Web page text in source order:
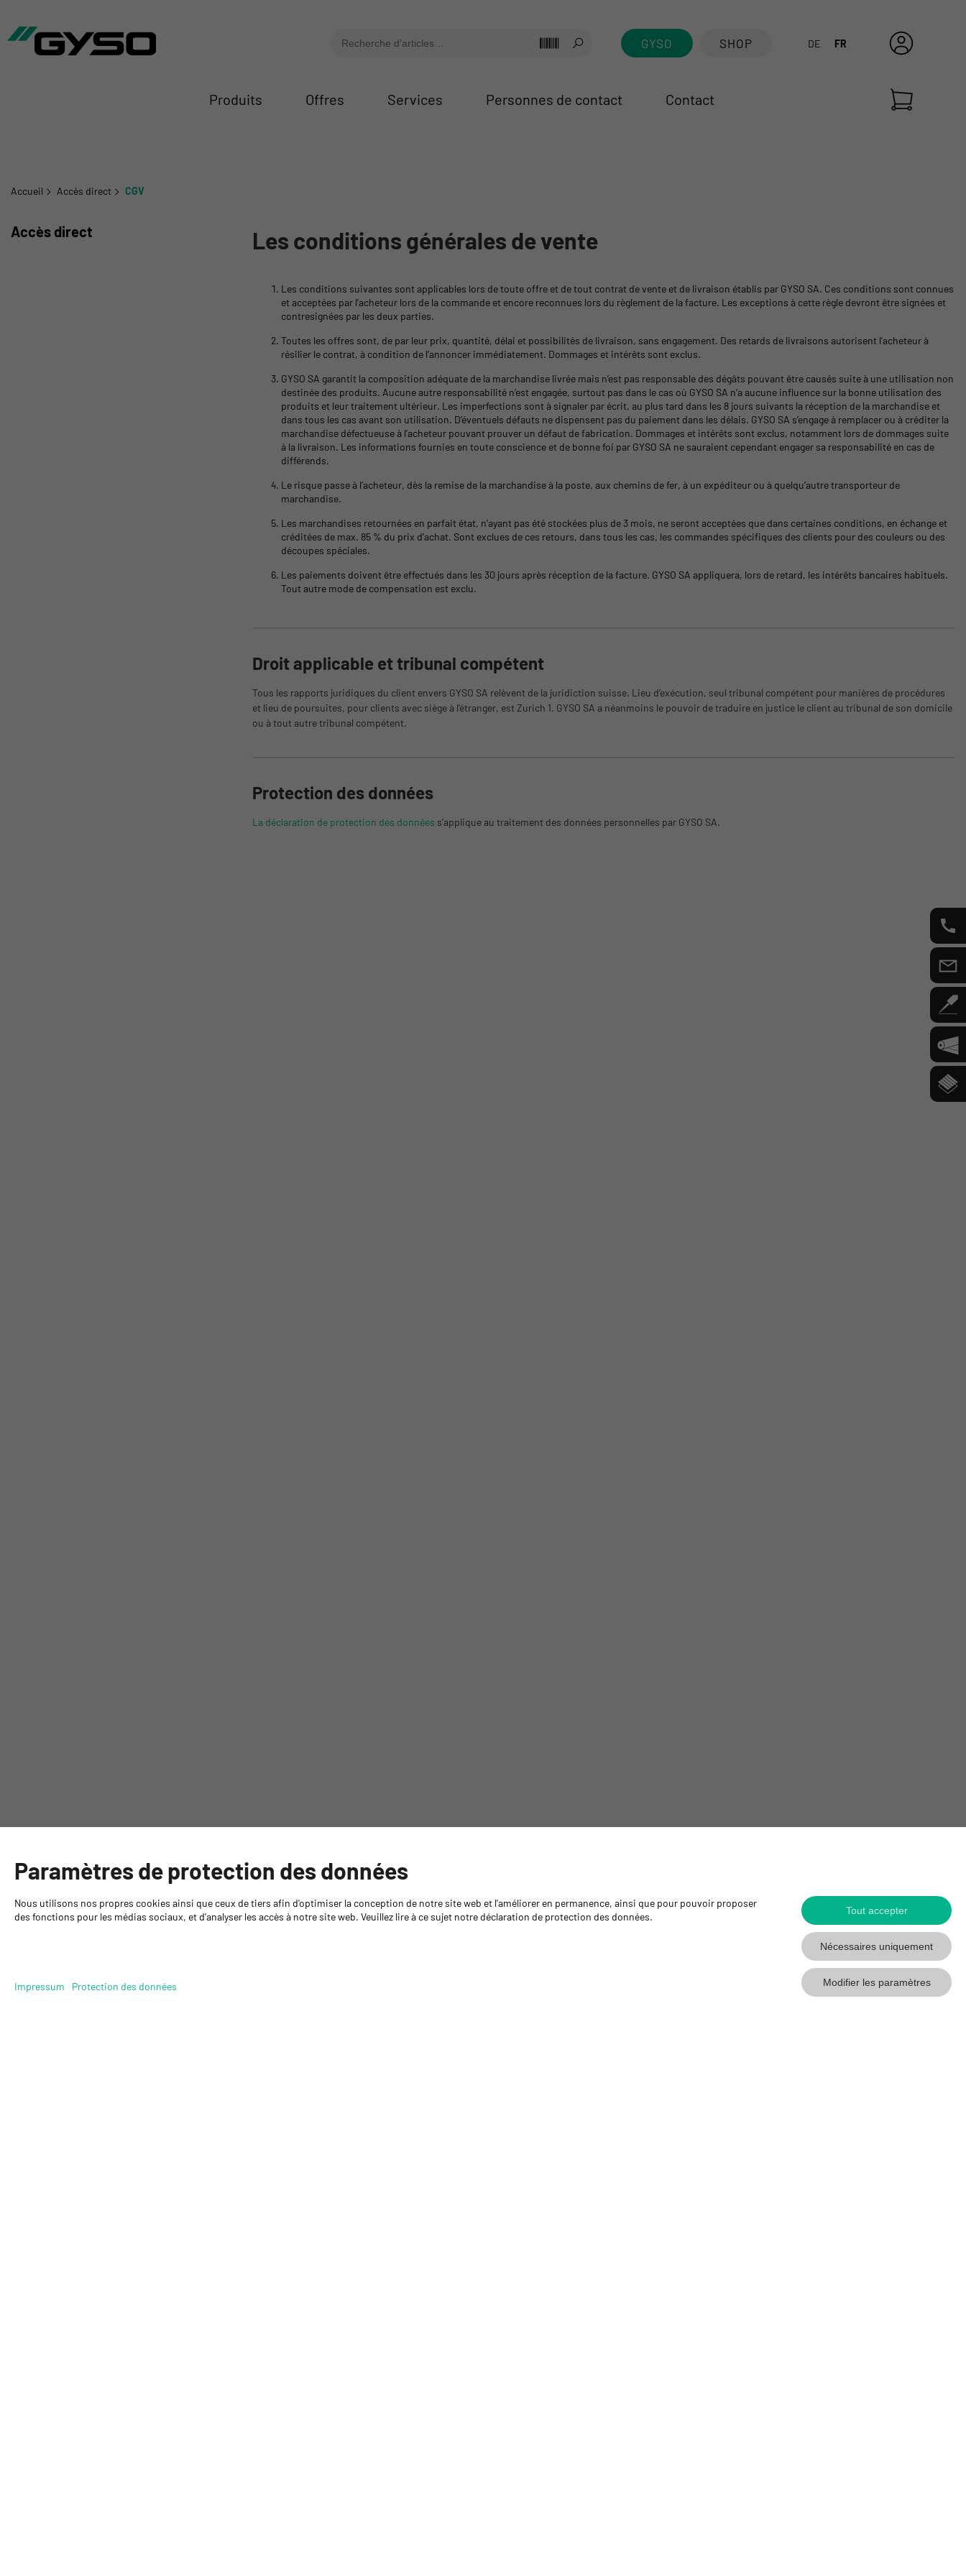
GYSO SHOP DE FR
Produits Offres Services Personnes de contact Contact
Accueil Accès direct CGV
Accès direct Les conditions générales de vente
Les conditions suivantes sont applicables lors de toute offre et de tout contrat de vente et de livraison établis par GYSO SA. Ces conditions sont connues
et acceptées par l’acheteur lors de la commande et encore reconnues lors du règlement de la facture. Les exceptions à cette règle devront être signées et
contresignées par les deux parties.
Toutes les offres sont, de par leur prix, quantité, délai et possibilités de livraison, sans engagement. Des retards de livraisons autorisent l’acheteur à
résilier le contrat, à condition de l’annoncer immédiatement. Dommages et intérêts sont exclus.
GYSO SA garantit la composition adéquate de la marchandise livrée mais n’est pas responsable des dégâts pouvant être causés suite à une utilisation non
destinée des produits. Aucune autre responsabilité n’est engagée, surtout pas dans le cas où GYSO SA n’a aucune influence sur la bonne utilisation des
produits et leur traitement ultérieur. Les imperfections sont à signaler par écrit, au plus tard dans les 8 jours suivants la réception de la marchandise et
dans tous les cas avant son utilisation. D’éventuels défauts ne dispensent pas du paiement dans les délais. GYSO SA s’engage à remplacer ou à créditer la
marchandise défectueuse à l’acheteur pouvant prouver un défaut de fabrication. Dommages et intérêts sont exclus, notamment lors de dommages suite
à la livraison. Les informations fournies en toute conscience et de bonne foi par GYSO SA ne sauraient cependant engager sa responsabilité en cas de
différends.
Le risque passe à l’acheteur, dès la remise de la marchandise à la poste, aux chemins de fer, à un expéditeur ou à quelqu’autre transporteur de
marchandise.
Les marchandises retournées en parfait état, n’ayant pas été stockées plus de 3 mois, ne seront acceptées que dans certaines conditions, en échange et
créditées de max. 85 % du prix d’achat. Sont exclues de ces retours, dans tous les cas, les commandes spécifiques des clients pour des couleurs ou des
découpes spéciales.
Les paiements doivent être effectués dans les 30 jours après réception de la facture. GYSO SA appliquera, lors de retard, les intérêts bancaires habituels.
Tout autre mode de compensation est exclu.
Droit applicable et tribunal compétent
Tous les rapports juridiques du client envers GYSO SA relèvent de la juridiction suisse. Lieu d’exécution, seul tribunal compétent pour manières de procédures
et lieu de poursuites, pour clients avec siège à l’étranger, est Zurich 1. GYSO SA a néanmoins le pouvoir de traduire en justice le client au tribunal de son domicile
ou à tout autre tribunal compétent.
Protection des données
La déclaration de protection des données s'applique au traitement des données personnelles par GYSO SA.
Paramètres de protection des données
Nous utilisons nos propres cookies ainsi que ceux de tiers afin d'optimiser la conception de notre site web et l'améliorer en permanence, ainsi que pour pouvoir proposer
des fonctions pour les médias sociaux, et d'analyser les accès à notre site web. Veuillez lire à ce sujet notre déclaration de protection des données.
Impressum Protection des données
Tout accepter
Nécessaires uniquement
Modifier les paramètres